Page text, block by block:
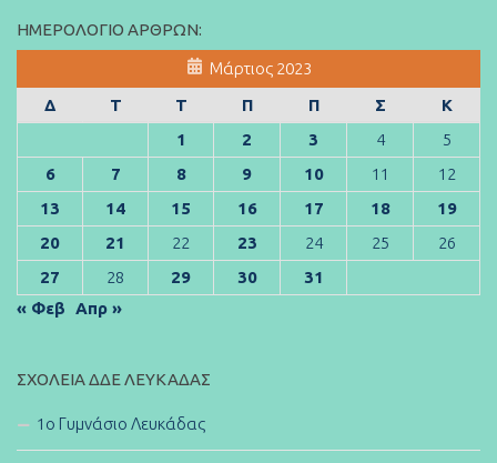
ΗΜΕΡΟΛΌΓΙΟ ΆΡΘΡΩΝ:
Μάρτιος 2023
Δ
Τ Τ Π Π Σ
Κ
1
2 3 4
5
6
7 8 9 10 11
12
13
14 15 16 17 18
19
20
21 22 23 24 25
26
27
28 29 30
31
« Φεβ Απρ »
ΣΧΟΛΕΊΑ ΔΔΕ ΛΕΥΚΆΔΑΣ
1ο Γυμνάσιο Λευκάδας